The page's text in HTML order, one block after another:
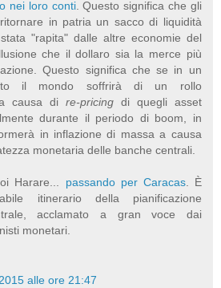
nei loro conti. Questo significa che gli
in patria un sacco di liquidità
"rapita" dalle altre economie del
che il dollaro sia la merce più
Questo significa che se in un
il mondo soffrirà di un rollo
causa di re-pricingdi quegli asset
durante il periodo di boom, in
in inflazione di massa a causa
monetaria delle banche centrali.
Harare... passando per Caracas. È
itinerario della pianificazione
acclamato a gran voce dai
monetari.
alle ore 21:47